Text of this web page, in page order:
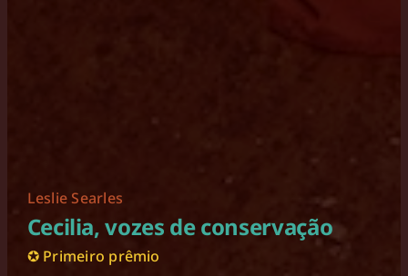
Leslie Searles
Cecilia, vozes de conservação
✪ Primeiro prêmio